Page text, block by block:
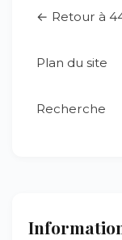
← Retour à
Plan du site
Recherche